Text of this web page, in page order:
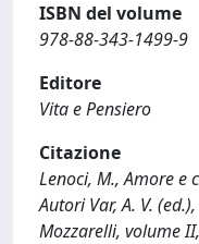
ISBN del volume
978-88-343-1499-9
Editore
Vita e Pensiero
Citazione
Lenoci, M., Amore e
Autori Var, A. V.
Mozzarelli, volume